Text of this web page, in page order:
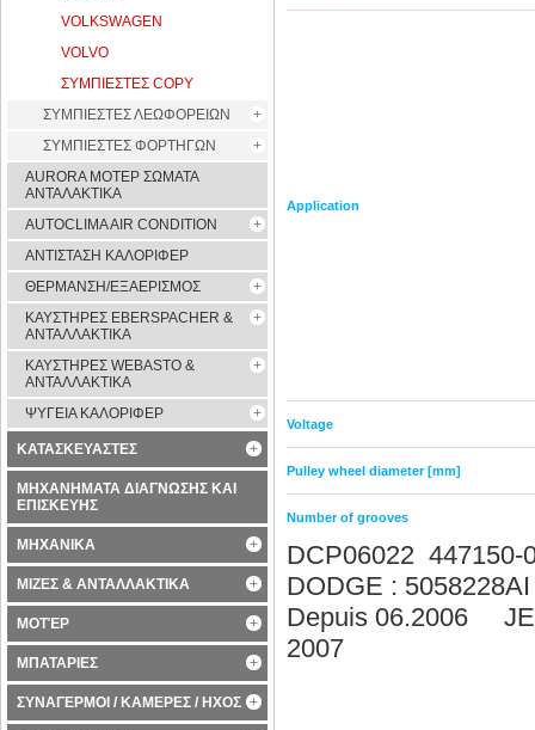
Application
Voltage
Pulley wheel diameter [mm]
Number of grooves
DCP06022 447150-
DODGE :
Depuis 06.2006
2007
VOLKSWAGEN
VOLVO
ΣΥΜΠΙΕΣΤΕΣ COPY
ΣΥΜΠΙΕΣΤΕΣ ΛΕΩΦΟΡΕΙΩΝ
ΣΥΜΠΙΕΣΤΕΣ ΦΟΡΤΗΓΩΝ
AURORA ΜΟΤΕΡ ΣΩΜΑΤΑ
ΑΝΤΑΛΑΚΤΙΚΑ
AUTOCLIMA AIR CONDITION
ΑΝΤΙΣΤΑΣΗ ΚΑΛΟΡΙΦΕΡ
ΘΕΡΜΑΝΣΗ/ΕΞΑΕΡΙΣΜΟΣ
ΚΑΥΣΤΗΡΕΣ EBERSPACHER &
ΑΝΤΑΛΛΑΚΤΙΚΑ
ΚΑΥΣΤΗΡΕΣ WEBASTO &
ΑΝΤΑΛΛΑΚΤΙΚΑ
ΨΥΓΕΙΑ ΚΑΛΟΡΙΦΕΡ
ΚΑΤΑΣΚΕΥΑΣΤΕΣ
ΜΗΧΑΝΗΜΑΤΑ ΔΙΑΓΝΩΣΗΣ ΚΑΙ
ΕΠΙΣΚΕΥΗΣ
ΜΗΧΑΝΙΚΑ
ΜΙΖΕΣ & ΑΝΤΑΛΛΑΚΤΙΚΑ
ΜΟΤΈΡ
ΜΠΑΤΑΡΙΕΣ
ΣΥΝΑΓΕΡΜΟΙ / ΚΑΜΕΡΕΣ / ΗΧΟΣ